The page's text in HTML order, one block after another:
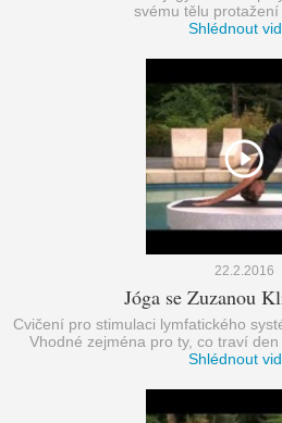
svému tělu protažení
Shlédnout
22.2.2016
Jóga se Zuzanou
Cvičení pro stimulaci lymfatického
Vhodné zejména pro ty, co traví
Shlédnout